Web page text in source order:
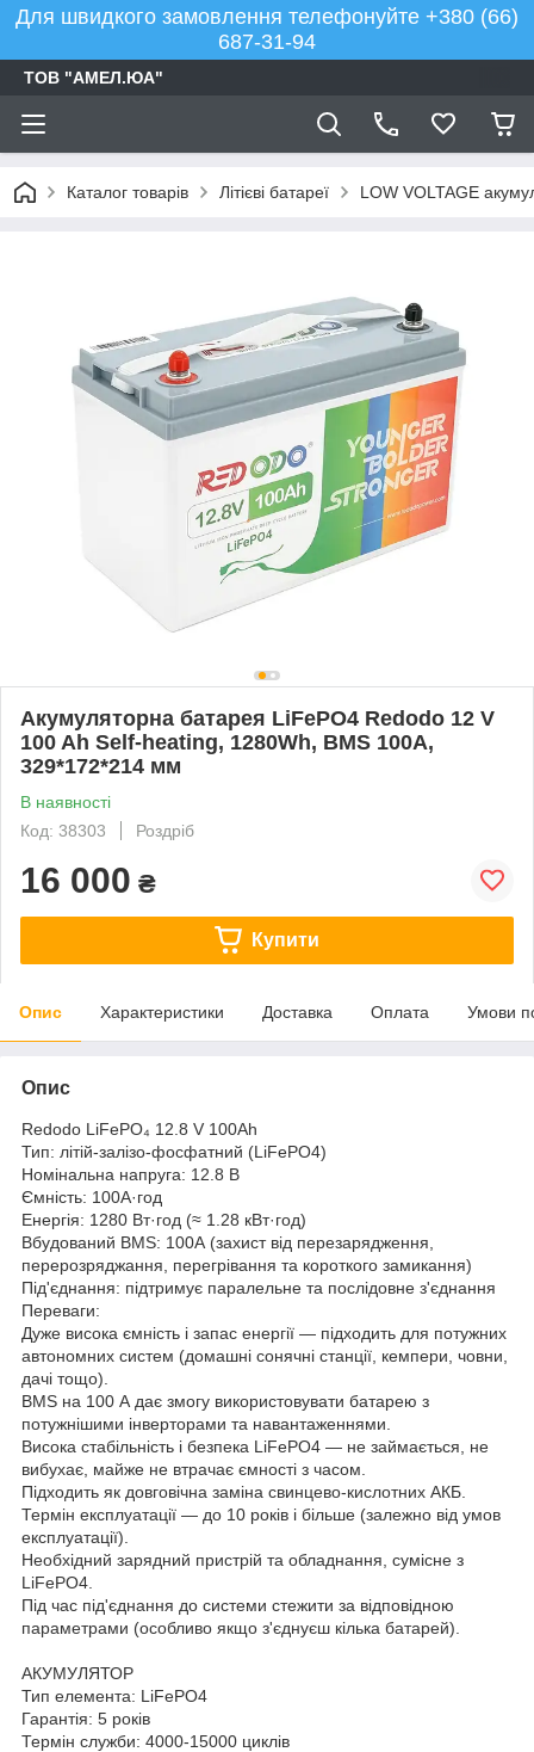
Для швидкого замовлення телефонуйте +380 (66)
687-31-94
ТОВ "АМЕЛ.ЮА"
Каталог товарів Літієві батареї LOW VOLTAGE
Акумуляторна батарея LiFePO4 Redodo 12 V
100 Ah Self-heating, 1280Wh, BMS 100A,
329*172*214 мм
В наявності
Код: 38303
Роздріб
16 000 ₴
Купити
Опис Характеристики Доставка Оплата Умови
Опис
Redodo LiFePO₄ 12.8 V 100Ah
Тип: літій-залізо-фосфатний (LiFePO4)
Номінальна напруга: 12.8 В
Ємність: 100А·год
Енергія: 1280 Вт·год (≈ 1.28 кВт·год)
Вбудований BMS: 100А (захист від перезарядження,
перерозряджання, перегрівання та короткого замикання)
Під'єднання: підтримує паралельне та послідовне з'єднання
Переваги:
Дуже висока ємність і запас енергії — підходить для потужних
автономних систем (домашні сонячні станції, кемпери, човни,
дачі тощо).
BMS на 100 А дає змогу використовувати батарею з
потужнішими інверторами та навантаженнями.
Висока стабільність і безпека LiFePO4 — не займається, не
вибухає, майже не втрачає ємності з часом.
Підходить як довговічна заміна свинцево-кислотних АКБ.
Термін експлуатації — до 10 років і більше (залежно від умов
експлуатації).
Необхідний зарядний пристрій та обладнання, сумісне з
LiFePO4.
Під час під'єднання до системи стежити за відповідною
параметрами (особливо якщо з'єднуєш кілька батарей).
АКУМУЛЯТОР
Тип елемента: LiFePO4
Гарантія: 5 років
Термін служби: 4000-15000 циклів